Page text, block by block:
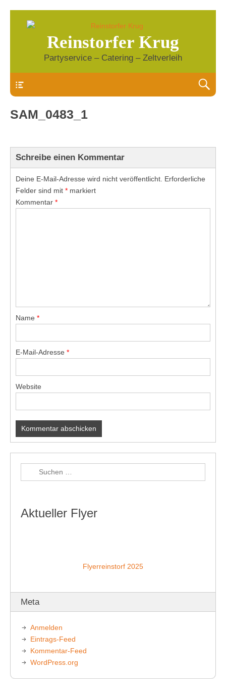
Reinstorfer Krug
Partyservice – Catering – Zeltverleih
SAM_0483_1
Schreibe einen Kommentar
Deine E-Mail-Adresse wird nicht veröffentlicht. Erforderliche
Felder sind mit * markiert
Kommentar *
Name *
E-Mail-Adresse *
Website
Aktueller Flyer
Flyerreinstorf 2025
Meta
Anmelden
Eintrags-Feed
Kommentar-Feed
WordPress.org